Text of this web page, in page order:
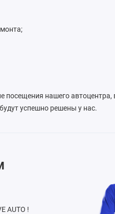
посещения нашего
успешно решены у нас.
AUTO !